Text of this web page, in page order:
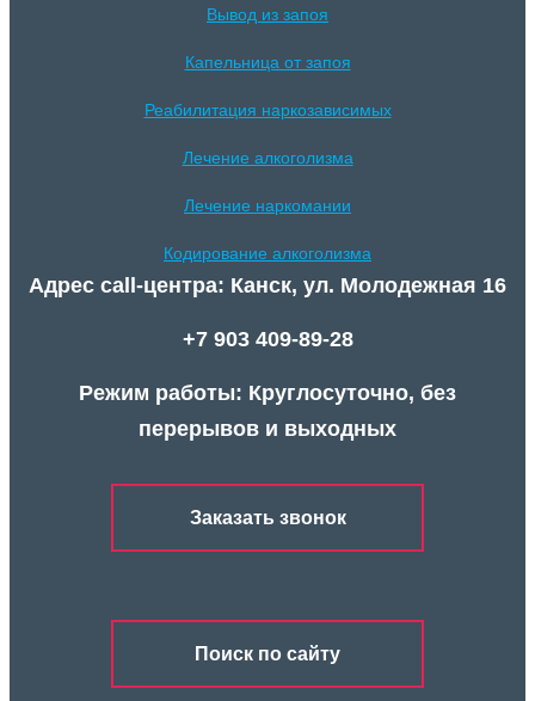
Вывод из запоя
Капельница от запоя
Реабилитация наркозависимых
Лечение алкоголизма
Лечение наркомании
Кодирование алкоголизма
Адрес call-центра: Канск, ул. Молодежная 16
+7 903 409-89-28
Режим работы: Круглосуточно, без
перерывов и выходных
Заказать звонок
Поиск по сайту